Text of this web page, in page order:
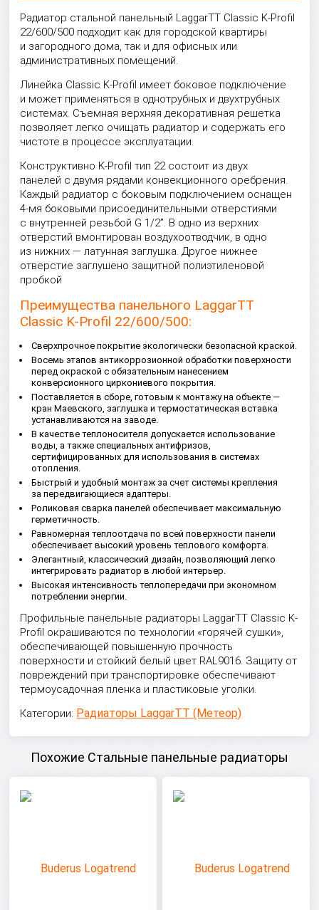
Радиатор стальной панельный LaggarTT Classic K-Profil
22/600/500 подходит как для городской квартиры
и загородного дома, так и для офисных или
административных помещений.
Линейка Classic K-Profil имеет боковое подключение
и может применяться в однотрубных и двухтрубных
системах. Съемная верхняя декоративная решетка
позволяет легко очищать радиатор и содержать его
чистоте в процессе эксплуатации.
Конструктивно K-Profil тип 22 состоит из двух
панелей с двумя рядами конвекционного оребрения.
Каждый радиатор с боковым подключением оснащен
4-мя боковыми присоединительными отверстиями
с внутренней резьбой G 1/2”. В одно из верхних
отверстий вмонтирован воздухоотводчик, в одно
из нижних — латунная заглушка. Другое нижнее
отверстие заглушено защитной полиэтиленовой
пробкой
Преимущества панельного LaggarTT
Classic K-Profil 22/600/500:
Сверхпрочное покрытие экологически безопасной краской.
Восемь этапов антикоррозионной обработки поверхности
перед окраской с обязательным нанесением
конверсионного циркониевого покрытия.
Поставляется в сборе, готовым к монтажу на объекте —
кран Маевского, заглушка и термостатическая вставка
устанавливаются на заводе.
В качестве теплоносителя допускается использование
воды, а также специальных антифризов,
сертифицированных для использования в системах
отопления.
Быстрый и удобный монтаж за счет системы крепления
за передвигающиеся адаптеры.
Роликовая сварка панелей обеспечивает максимальную
герметичность.
Равномерная теплоотдача по всей поверхности панели
обеспечивает высокий уровень теплового комфорта.
Элегантный, классический дизайн, позволяющий легко
интегрировать радиатор в любой интерьер.
Высокая интенсивность теплопередачи при экономном
потреблении энергии.
Профильные панельные радиаторы LaggarTT Classic K-
Profil окрашиваются по технологии «горячей сушки»,
обеспечивающей повышенную прочность
поверхности и стойкий белый цвет RAL9016. Защиту от
повреждений при транспортировке обеспечивают
термоусадочная пленка и пластиковые уголки.
Категории: Радиаторы LaggarTT (Метеор)
Похожие Стальные панельные радиаторы